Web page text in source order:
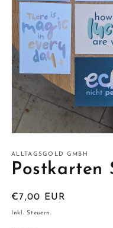
in
Modal
öffnen
ALLTAGSGOLD GMBH
Postkarten
Normaler
Preis
€7,00 EUR
Inkl. Steuern.